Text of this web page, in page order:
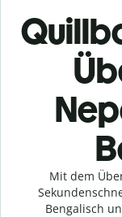
Mit dem
Bengalisch